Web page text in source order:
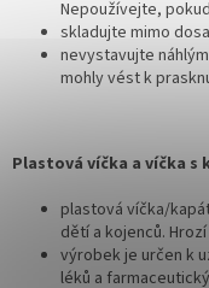
Nepoužívejte,
skladujte mimo
nevystavujte
mohly vést k
Plastová víčka a víčka
plastová víčka/
dětí a kojenců.
výrobek je určen k
léků a